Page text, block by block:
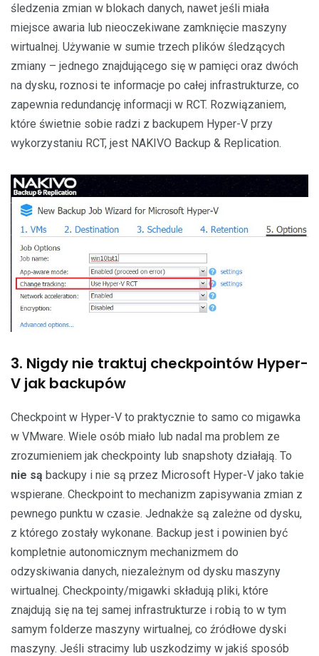
śledzenia zmian w blokach danych, nawet jeśli miała
miejsce awaria lub nieoczekiwane zamknięcie maszyny
wirtualnej. Używanie w sumie trzech plików śledzących
zmiany – jednego znajdującego się w pamięci oraz dwóch
na dysku, roznosi te informacje po całej infrastrukturze, co
zapewnia redundancję informacji w RCT. Rozwiązaniem,
które świetnie sobie radzi z backupem Hyper-V przy
wykorzystaniu RCT, jest NAKIVO Backup & Replication.
3. Nigdy nie traktuj checkpointów Hyper-
V jak backupów
Checkpoint w Hyper-V to praktycznie to samo co migawka
w VMware. Wiele osób miało lub nadal ma problem ze
zrozumieniem jak checkpointy lub snapshoty działają. To
nie są backupy i nie są przez Microsoft Hyper-V jako takie
wspierane. Checkpoint to mechanizm zapisywania zmian z
pewnego punktu w czasie. Jednakże są zależne od dysku,
z którego zostały wykonane. Backup jest i powinien być
kompletnie autonomicznym mechanizmem do
odzyskiwania danych, niezależnym od dysku maszyny
wirtualnej. Checkpointy/migawki składują pliki, które
znajdują się na tej samej infrastrukturze i robią to w tym
samym folderze maszyny wirtualnej, co źródłowe dyski
maszyny. Jeśli stracimy lub uszkodzimy w jakiś sposób